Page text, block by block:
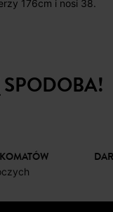
176cm i nosi 38.